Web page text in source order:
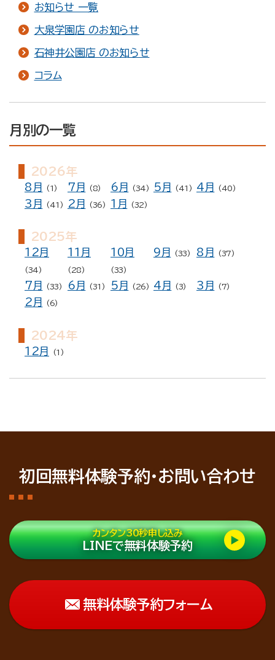
お知らせ 一覧
大泉学園店 のお知らせ
石神井公園店 のお知らせ
コラム
月別の一覧
2026年
8月 (1) 7月 (8) 6月 (34) 5月 (41) 4月 (40)
3月 (41) 2月 (36) 1月 (32)
2025年
12月
(34)
11月
(28)
10月
(33)
9月 (33) 8月 (37)
7月 (33) 6月 (31) 5月 (26) 4月 (3) 3月 (7)
2月 (6)
2024年
12月 (1)
初回無料体験予約・お問い合わせ
カンタン30秒申し込み
LINEで無料体験予約
無料体験予約フォーム